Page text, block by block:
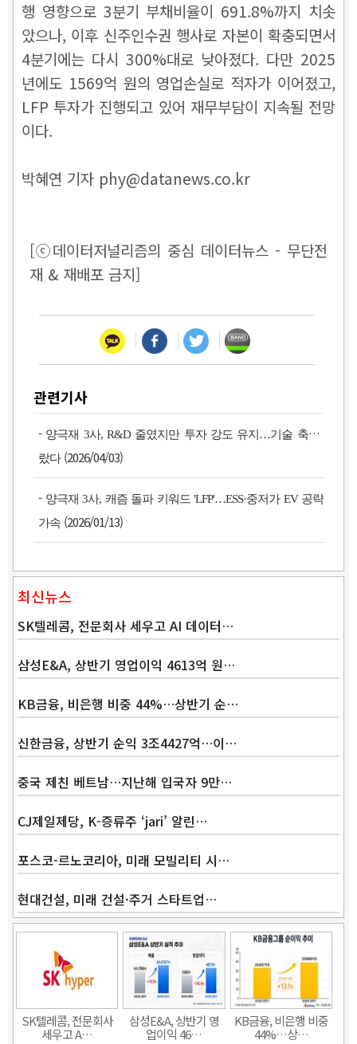
행 영향으로 3분기 부채비율이 691.8%까지 치솟
았으나, 이후 신주인수권 행사로 자본이 확충되면서
4분기에는 다시 300%대로 낮아졌다. 다만 2025
년에도 1569억 원의 영업손실로 적자가 이어졌고,
LFP 투자가 진행되고 있어 재무부담이 지속될 전망
이다.
박혜연 기자 phy@datanews.co.kr
[ⓒ데이터저널리즘의 중심 데이터뉴스 - 무단전
재 & 재배포 금지]
관련기사
- 양극재 3사, R&D 줄였지만 투자 강도 유지…기술 축 달
랐다(2026/04/03)
- 양극재 3사, 캐즘 돌파 키워드 'LFP'…ESS·중저가 EV 공략
가속 (2026/01/13)
최신뉴스
SK텔레콤, 전문회사 세우고 AI 데이터…
삼성E&A, 상반기 영업이익 4613억 원…
KB금융, 비은행 비중 44%…상반기 순…
신한금융, 상반기 순익 3조4427억…이…
중국 제친 베트남…지난해 입국자 9만…
CJ제일제당, K-증류주 ‘jari’ 알린…
포스코-르노코리아, 미래 모빌리티 시…
현대건설, 미래 건설·주거 스타트업…
SK텔레콤, 전문회사
세우고 A…
삼성E&A, 상반기 영
업이익 46…
KB금융, 비은행 비중
44%…상…